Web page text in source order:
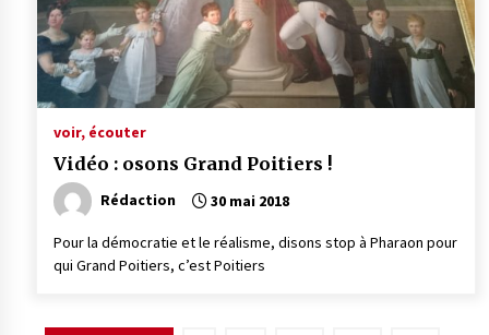
voir, écouter
Vidéo : osons Grand Poitiers !
Rédaction 30 mai 2018
Pour la démocratie et le réalisme, disons stop à Pharaon pour
qui Grand Poitiers, c’est Poitiers